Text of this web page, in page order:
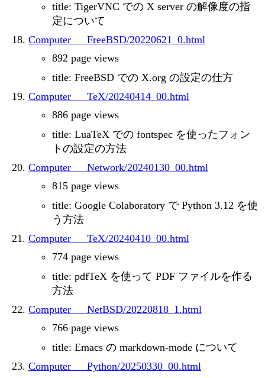
title: TigerVNC での X server の解像度の指
定について
Computer___FreeBSD/20220621_0.html
892 page views
title: FreeBSD での X.org の設定の仕方
Computer___TeX/20240414_00.html
886 page views
title: LuaTeX での fontspec を使ったフォン
トの設定の方法
Computer___Network/20240130_00.html
815 page views
title: Google Colaboratory で Python 3.12 を使
う方法
Computer___TeX/20240410_00.html
774 page views
title: pdfTeX を使って PDF ファイルを作る
方法
Computer___NetBSD/20220818_1.html
766 page views
title: Emacs の markdown-mode について
Computer___Python/20250330_00.html